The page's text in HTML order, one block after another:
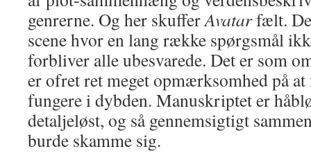
genrerne. Og her skufferAvatarfælt.
scene hvor en lang række spørgsmål
forbliver alle ubesvarede. Det er som
er ofret ret meget opmærksomhed på
fungere i dybden. Manuskriptet er
detaljeløst, og så gennemsigtigt
burde skamme sig.